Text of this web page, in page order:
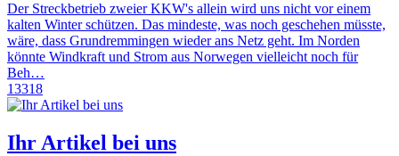
Der Streckbetrieb zweier KKW's allein wird uns nicht vor einem
kalten Winter schützen. Das mindeste, was noch geschehen müsste,
wäre, dass Grundremmingen wieder ans Netz geht. Im Norden
könnte Windkraft und Strom aus Norwegen vielleicht noch für
Beh…
13318
Ihr Artikel bei uns